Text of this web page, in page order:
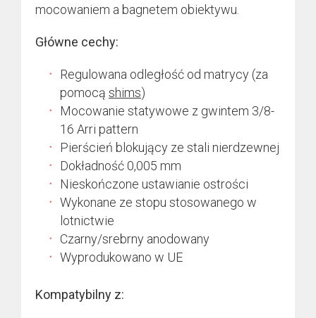
mocowaniem a bagnetem obiektywu.
Główne cechy:
Regulowana odległość od matrycy (za
pomocą shims)
Mocowanie statywowe z gwintem 3/8-
16 Arri pattern
Pierścień blokujący ze stali nierdzewnej
Dokładność 0,005 mm
Nieskończone ustawianie ostrości
Wykonane ze stopu stosowanego w
lotnictwie
Czarny/srebrny anodowany
Wyprodukowano w UE
Kompatybilny z: